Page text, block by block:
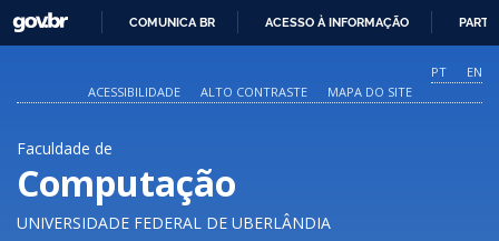
O
CONTEÚDO
GOVBR
COMUNICA BR ACESSO À INFORMAÇÃO
PT
EN
ACESSIBILIDADE
ALTO CONTRASTE MAPA DO SITE
Faculdade de
Computação
UNIVERSIDADE FEDERAL DE UBERLÂNDIA